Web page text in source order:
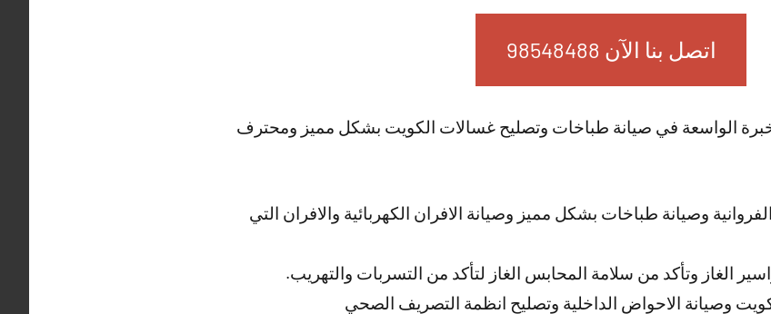
اتصل بنا الآن 98548488
الواسعة في صيانة طباخات وتصليح غسالات الكويت بشكل مميز ومحترف
وصيانة طباخات بشكل مميز وصيانة الافران الكهربائية والافران التي
الغاز وتأكد من سلامة المحابس الغاز لتأكد من التسربات والتهريب.
وصيانة الاحواض الداخلية وتصليح انظمة التصريف الصحي